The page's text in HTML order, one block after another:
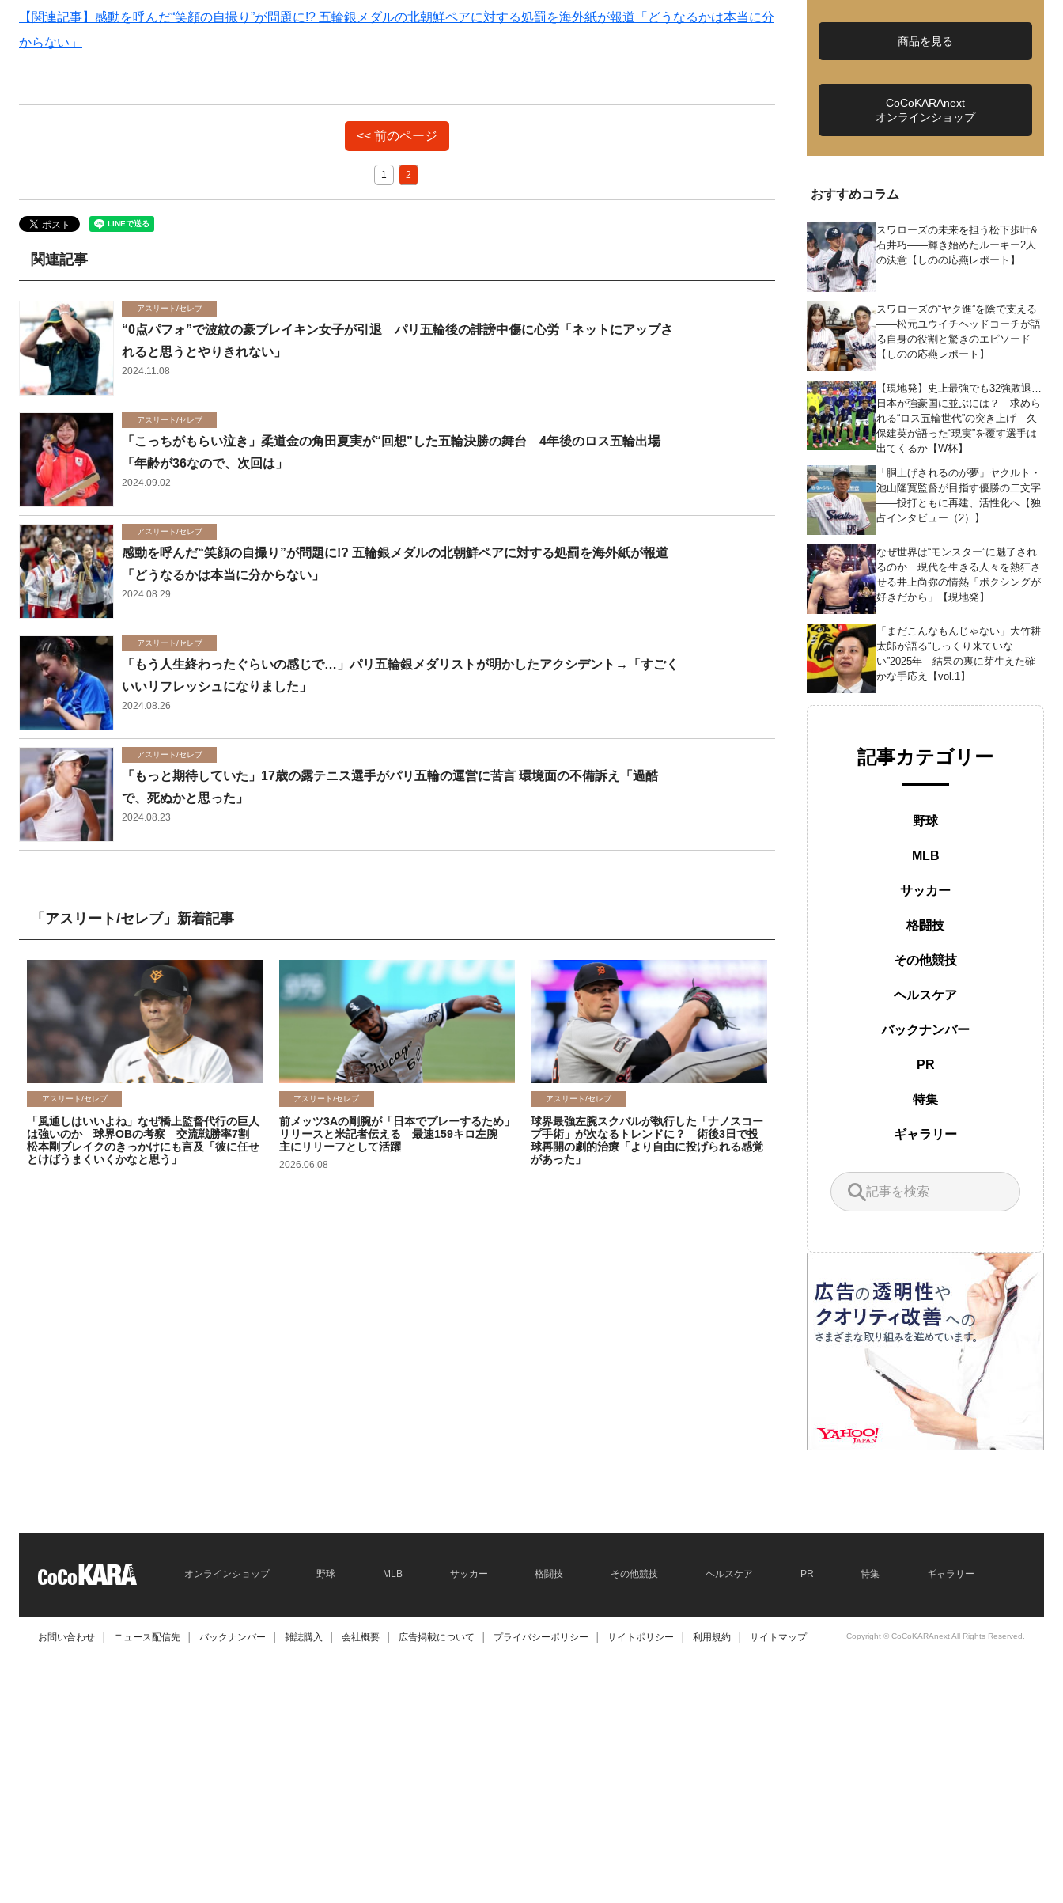
【関連記事】感動を呼んだ“笑顔の自撮り”が問題に!? 五輪銀メダルの北朝鮮ペアに対する処罰を海外紙が報道「どうなるかは本当に分
からない」
<< 前のページ
1 2
関連記事
アスリート/セレブ
“0点パフォ”で波紋の豪ブレイキン女子が引退 パリ五輪後の誹謗中傷に心労「ネットにアップさ
れると思うとやりきれない」
2024.11.08
アスリート/セレブ
「こっちがもらい泣き」柔道金の角田夏実が“回想”した五輪決勝の舞台 4年後のロス五輪出場
「年齢が36なので、次回は」
2024.09.02
アスリート/セレブ
感動を呼んだ“笑顔の自撮り”が問題に!? 五輪銀メダルの北朝鮮ペアに対する処罰を海外紙が報道
「どうなるかは本当に分からない」
2024.08.29
アスリート/セレブ
「もう人生終わったぐらいの感じで…」パリ五輪銀メダリストが明かしたアクシデント→「すごく
いいリフレッシュになりました」
2024.08.26
アスリート/セレブ
「もっと期待していた」17歳の露テニス選手がパリ五輪の運営に苦言 環境面の不備訴え「過酷
で、死ぬかと思った」
2024.08.23
「アスリート/セレブ」新着記事
アスリート/セレブ
「風通しはいいよね」なぜ橋上監督代行の巨人
は強いのか 球界OBの考察 交流戦勝率7割
松本剛ブレイクのきっかけにも言及「彼に任せ
とけばうまくいくかなと思う」
アスリート/セレブ
前メッツ3Aの剛腕が「日本でプレーするため」
リリースと米記者伝える 最速159キロ左腕
主にリリーフとして活躍
2026.06.08
アスリート/セレブ
球界最強左腕スクバルが執行した「ナノスコー
プ手術」が次なるトレンドに？ 術後3日で投
球再開の劇的治療「より自由に投げられる感覚
があった」
商品を見る
CoCoKARAnext
オンラインショップ
おすすめコラム
スワローズの未来を担う松下歩叶&
石井巧――輝き始めたルーキー2人
の決意【しのの応燕レポート】
スワローズの“ヤク進”を陰で支える
――松元ユウイチヘッドコーチが語
る自身の役割と驚きのエピソード
【しのの応燕レポート】
【現地発】史上最強でも32強敗退…
日本が強豪国に並ぶには？ 求めら
れる“ロス五輪世代”の突き上げ 久
保建英が語った“現実”を覆す選手は
出てくるか【W杯】
「胴上げされるのが夢」ヤクルト・
池山隆寛監督が目指す優勝の二文字
――投打ともに再建、活性化へ【独
占インタビュー（2）】
なぜ世界は“モンスター”に魅了され
るのか 現代を生きる人々を熱狂さ
せる井上尚弥の情熱「ボクシングが
好きだから」【現地発】
「まだこんなもんじゃない」大竹耕
太郎が語る“しっくり来ていな
い”2025年 結果の裏に芽生えた確
かな手応え【vol.1】
記事カテゴリー
野球
MLB
サッカー
格闘技
その他競技
ヘルスケア
バックナンバー
PR
特集
ギャラリー
オンラインショップ 野球 MLB サッカー 格闘技 その他競技 ヘルスケア PR 特集 ギャラリー
お問い合わせ ニュース配信先 バックナンバー 雑誌購入 会社概要 広告掲載について プライバシーポリシー サイトポリシー 利用規約 サイトマップ Copyright © CoCoKARAnext All Rights Reserved.